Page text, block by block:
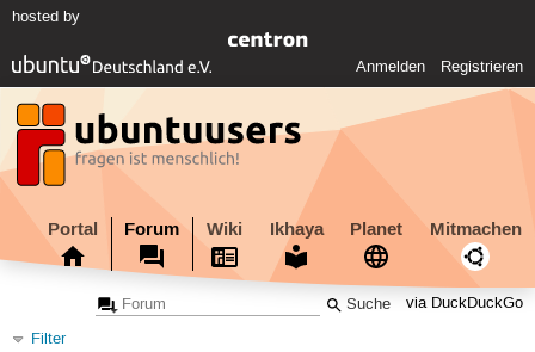
hosted by
Anmelden Registrieren
Portal Forum Wiki Ikhaya Planet Mitmachen
via DuckDuckGo
Filter